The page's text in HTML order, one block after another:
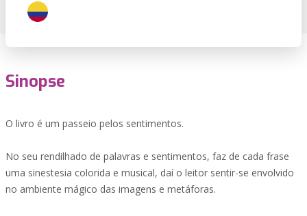
Sinopse
O livro é um passeio pelos sentimentos.
No seu rendilhado de palavras e sentimentos, faz de cada frase
uma sinestesia colorida e musical, daí o leitor sentir-se envolvido
no ambiente mágico das imagens e metáforas.